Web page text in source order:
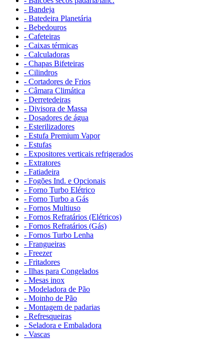
- Bandeja
- Batedeira Planetária
- Bebedouros
- Cafeteiras
- Caixas térmicas
- Calculadoras
- Chapas Bifeteiras
- Cilindros
- Cortadores de Frios
- Câmara Climática
- Derretedeiras
- Divisora de Massa
- Dosadores de água
- Esterilizadores
- Estufa Premium Vapor
- Estufas
- Expositores verticais refrigerados
- Extratores
- Fatiadeira
- Fogões Ind. e Opcionais
- Forno Turbo Elétrico
- Forno Turbo a Gás
- Fornos Multiuso
- Fornos Refratários (Elétricos)
- Fornos Refratários (Gás)
- Fornos Turbo Lenha
- Frangueiras
- Freezer
- Fritadores
- Ilhas para Congelados
- Mesas inox
- Modeladora de Pão
- Moinho de Pão
- Montagem de padarias
- Refresqueiras
- Seladora e Embaladora
- Vascas